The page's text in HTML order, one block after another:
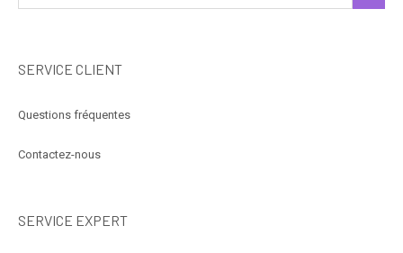
SERVICE CLIENT
Questions fréquentes
Contactez-nous
SERVICE EXPERT